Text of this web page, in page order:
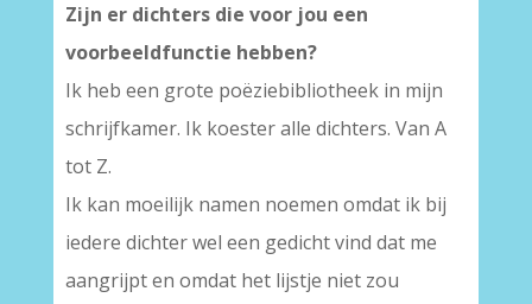
Zijn er dichters die voor jou een
voorbeeldfunctie hebben?
Ik heb een grote poëziebibliotheek in mijn
schrijfkamer. Ik koester alle dichters. Van A
tot Z.
Ik kan moeilijk namen noemen omdat ik bij
iedere dichter wel een gedicht vind dat me
aangrijpt en omdat het lijstje niet zou